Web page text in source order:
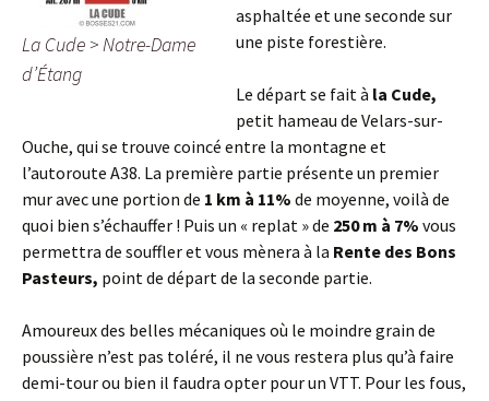
La Cude > Notre-Dame
d’Étang
asphaltée et une seconde sur
une piste forestière.
Le départ se fait à la Cude,
petit hameau de Velars-sur-
Ouche, qui se trouve coincé entre la montagne et
l’autoroute A38. La première partie présente un premier
mur avec une portion de 1 km à 11% de moyenne, voilà de
quoi bien s’échauffer ! Puis un « replat » de 250 m à 7% vous
permettra de souffler et vous mènera à la Rente des Bons
Pasteurs, point de départ de la seconde partie.
Amoureux des belles mécaniques où le moindre grain de
poussière n’est pas toléré, il ne vous restera plus qu’à faire
demi-tour ou bien il faudra opter pour un VTT. Pour les fous,